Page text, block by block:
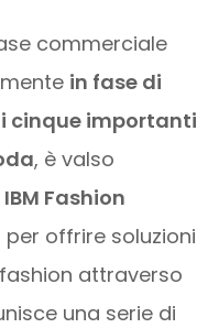
commerciale
in fase di
cinque importanti
, è valso
IBM Fashion
per offrire soluzioni
attraverso
una serie di